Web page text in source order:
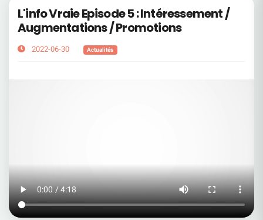
L'info Vraie Episode 5 : Intéressement /
Augmentations / Promotions
2022-06-30 Actualités